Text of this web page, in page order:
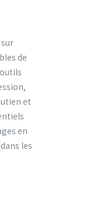
de
et
en
les